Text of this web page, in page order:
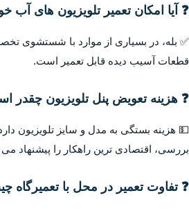
❓ آیا امکان تعمیر تلویزیون های آب
✅ بله، در بسیاری از موارد با شستشوی
قطعات آسیب دیده قابل تعمیر است.
❓ هزینه تعویض پنل تلویزیون چقدر
💵 هزینه بستگی به مدل و سایز تلویزیون
بررسی، اقتصادی ترین راهکار را پیشنهاد
❓ تفاوت تعمیر در محل با تعمیرگاه